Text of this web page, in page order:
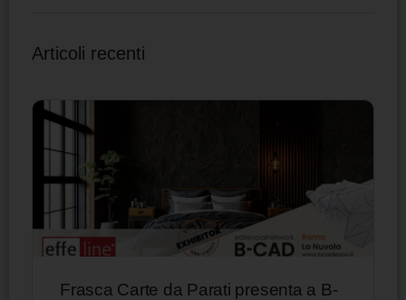
Articoli recenti
Frasca Carte da Parati presenta a B-